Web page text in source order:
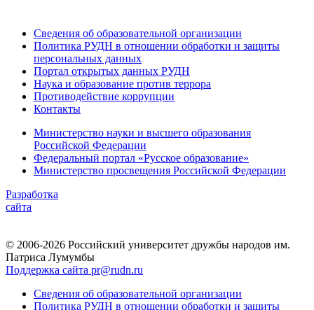
Сведения об образовательной организации
Политика РУДН в отношении обработки и защиты
персональных данных
Портал открытых данных РУДН
Наука и образование против террора
Противодействие коррупции
Контакты
Министерство науки и высшего образования
Российской Федерации
Федеральный портал «Русское образование»
Министерство просвещения Российской Федерации
Разработка
сайта
© 2006-2026 Российский университет дружбы народов им.
Патриса Лумумбы
Поддержка сайта pr@rudn.ru
Сведения об образовательной организации
Политика РУДН в отношении обработки и защиты